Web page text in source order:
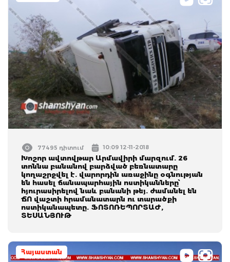
77495 դիտում 10:09 12-11-2018
Խոշոր ավտովթար Արմավիրի մարզում. 26
տոննա բանանով բարձված բեռնատարը
կողաշրջվել է. վարորդին առաջինը օգնության
են հասել ճանապարհային ոստիկանները՝
հյուրասիրելով նաև բանանի թեյ. ժամանել են
ՃՈ վաշտի հրամանատարն ու տարածքի
ոստիկանապետը. ՖՈՏՈՌԵՊՈՐՏԱԺ,
ՏԵՍԱՆՅՈՒԹ
Հայաստան